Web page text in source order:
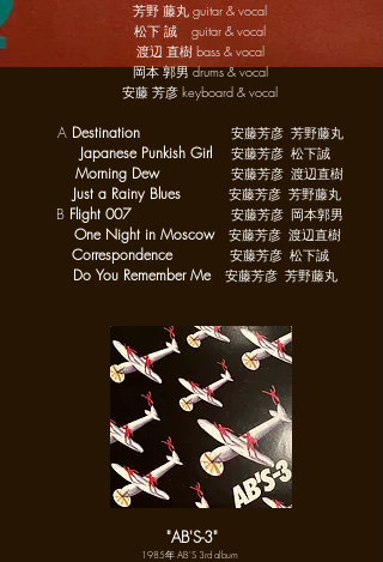
芳野 藤丸 guitar & vocal
松下 誠 guitar & vocal
渡辺 直樹 bass & vocal
岡本 郭男 drums & vocal
安藤 芳彦 keyboard & vocal
A Destination 安藤芳彦 芳野藤丸
Japanese Punkish Girl 安藤芳彦 松下誠
Morning Dew 安藤芳彦 渡辺直樹
Just a Rainy Blues 安藤芳彦 芳野藤丸
B Flight 007 安藤芳彦 岡本郭男
One Night in Moscow 安藤芳彦 渡辺直樹
Correspondence 安藤芳彦 松下誠
Do You Remember Me 安藤芳彦 芳野藤丸
"AB'S-3"
1985年 AB'S 3rd album